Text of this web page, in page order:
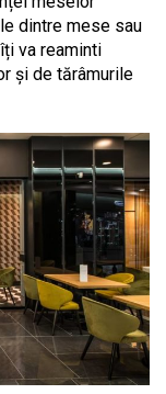
dintre mese sau
va reaminti
și de tărâmurile